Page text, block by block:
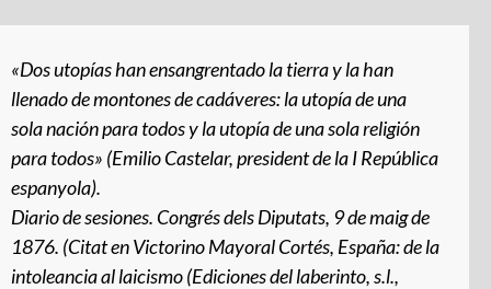
«Dos utopías han ensangrentado la tierra y la han
llenado de montones de cadáveres: la utopía de una
sola nación para todos y la utopía de una sola religión
para todos» (Emilio Castelar, president de la I República
espanyola).
Diario de sesiones. Congrés dels Diputats, 9 de maig de
1876. (Citat en Victorino Mayoral Cortés, España: de la
intoleancia al laicismo(Ediciones del laberinto, s.l.,